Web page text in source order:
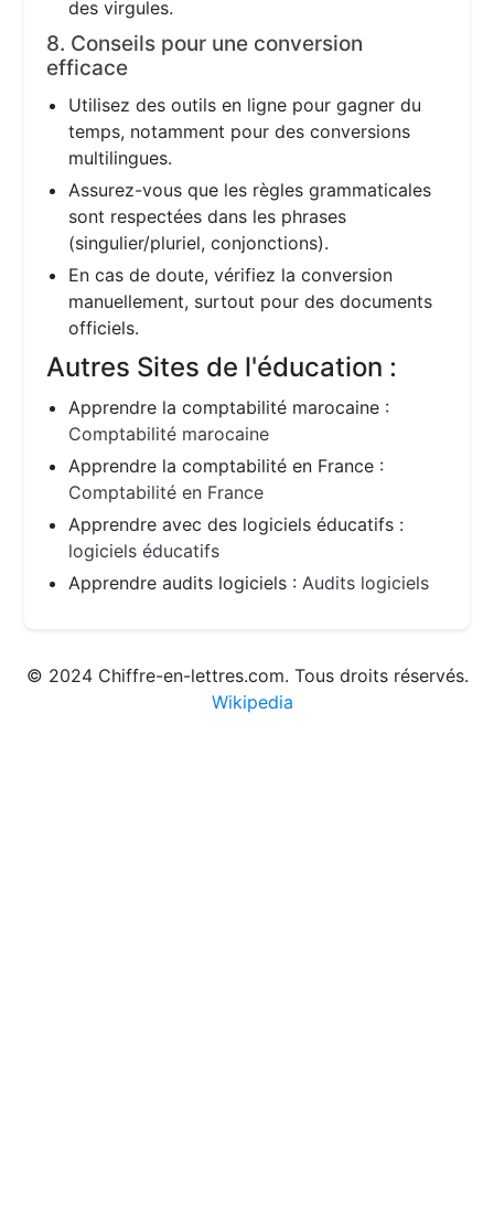
des virgules.
8. Conseils pour une conversion
efficace
Utilisez des outils en ligne pour gagner du
temps, notamment pour des conversions
multilingues.
Assurez-vous que les règles grammaticales
sont respectées dans les phrases
(singulier/pluriel, conjonctions).
En cas de doute, vérifiez la conversion
manuellement, surtout pour des documents
officiels.
Autres Sites de l'éducation :
Apprendre la comptabilité marocaine :
Comptabilité marocaine
Apprendre la comptabilité en France :
Comptabilité en France
Apprendre avec des logiciels éducatifs :
logiciels éducatifs
Apprendre audits logiciels :Audits logiciels
© 2024 Chiffre-en-lettres.com. Tous droits réservés.
Wikipedia